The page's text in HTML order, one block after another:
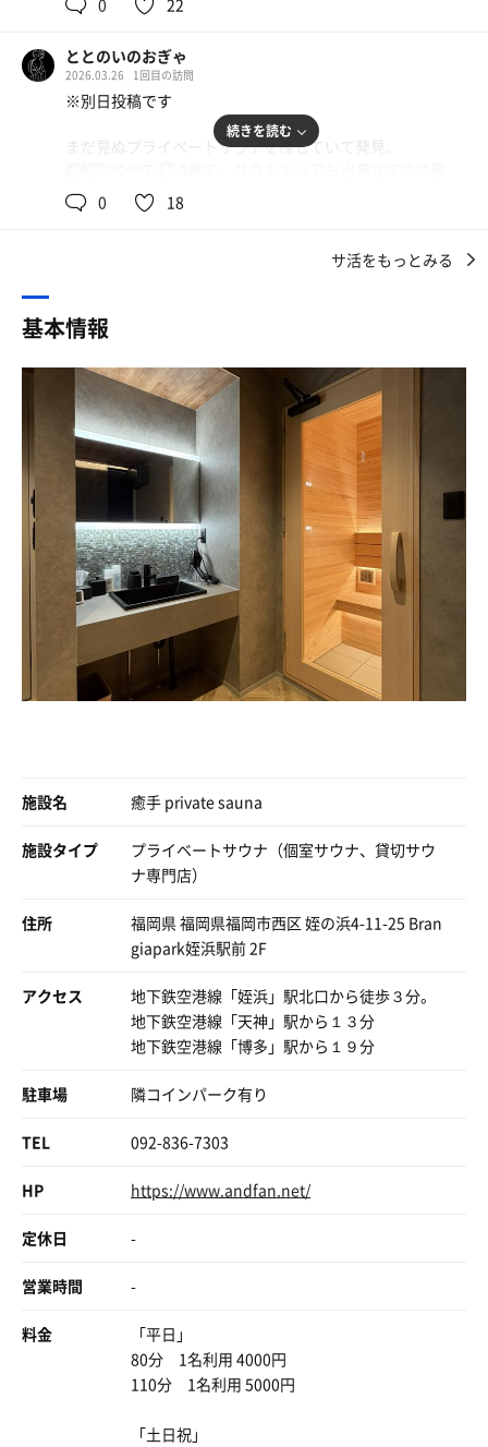
#水風呂
水風呂は肩まで入れる十分なスペース有り。
水温計の表示で16度。
こちらも希望温度は伝えてなかったが、事前に希望温度
（13-15度）を指定できる様子。
#休憩スペース
の椅子も2脚折り畳まれてあったが広げるスペースは無さ
Bluetoothスピーカーが用意されており、
エアコンの設置位置が近いので、風向きや室温管理の調整
次第では身体が冷えすぎてしまう可能性あり。
サウナポンチョやガウンはレンタル含め用意がなかったの
で、気になる場合は持参推奨。
キュレルのアメニティとReFaのドライヤーが用意されて
いた。
いつもは時間が足りず髪が半乾きor水風呂後の休憩を早々
に切り上げて帰り支度をしていたが、ReFaのハイスペド
ライヤーだったので速乾！
110分予約+10分延長で利用したが、時間にあまり追われ
る事なくサウナを楽しむ事が出来た。
きるためリピ予定。
玄関をピンポンするとスタッフさんが迎えに来てくださ
お試しで80分の予約にしていましたが、初めてなので
Bluetoothや照明のスイッチなどにあたふたしてしまう…
でも、サ室も予約時点でお願いしていた110℃をすでに超
えていて、すぐに汗をかける環境でご準備いただけてまし
トルをいただけました🙏ありがたい🙇‍♀️次回は持参します💦
座面がもう少し高く設置してあるともっとアチアチだろう
水風呂も予約時に温度設定を11℃に伝えていたところ、か
なりのキンキン。
座面の幅があぐらをかくには少し狭かったり、鏡のライト
の位置やリファのドライヤー、Bluetoothの使い方など…
説明書がないので初めてだと少し分かりにくいとこは気に
なったけど、とにかく新しくてキレイだし、温度設定選べ
るし…で良きプライベートサウナを見つけたなーと大満足
の7月最初のサ活となりました。
0 22
ととのいのおぎゃ
2026.03.26 1回目の訪問
※別日投稿です
まだ見ぬプライベートサウナを探していて発見。
さ！
天井高いのと換気きいてるから110℃でもよかったかなと
水風呂も冷たすぎない水温を希望しておりましたがそちら
いかんせんきれいな空間なのでとても快適です！
初見のインフィニティチェアも最高。
水着着用ということもあって、どうしても床が濡れてしま
うので退出前に拭き掃除して帰りました。笑
多分これからもっと良くなる予感を感じます！
めでたし
続きを読む
0 18
サ活をもっとみる
基本情報
施設名 癒手 private sauna
施設タイプ
プライベートサウナ（個室サウナ、貸切サウ
ナ専門店）
住所
福岡県 福岡県福岡市西区 姪の浜4-11-25 Bran
giapark姪浜駅前 2F
アクセス
地下鉄空港線「姪浜」駅北口から徒歩３分。
地下鉄空港線「天神」駅から１３分
地下鉄空港線「博多」駅から１９分
駐車場 隣コインパーク有り
TEL 092-836-7303
HP https://www.andfan.net/
定休日 -
営業時間 -
料金
「平日」
80分 1名利用 4000円
110分 1名利用 5000円
「土日祝」